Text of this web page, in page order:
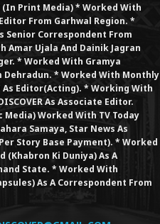
(in Print Media) * Worked With
From Garhwal Region. *
Senior Correspondent From
Amar Ujala And Dainik Jagran
* Worked With Gramya
Dehradun. * Worked With Monthly
As Editor(Acting). * Working With
As Associate Editor.
Media) Worked With TV Today
Samaya, Star News As
Story Base Payment). * Worked
(Khabron Ki Duniya) As A
State. * Worked With
As A Correspondent From